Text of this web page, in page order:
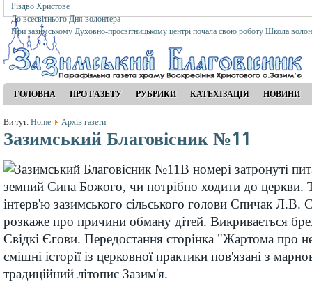
Різдво Христове
До всесвітнього Дня волонтера
При зазимському Духовно-просвітницькому центрі почала свою роботу Школа
ГОЛОВНА ПРО ГАЗЕТУ РУБРИКИ КАТЕХІЗАЦІЯ НОВИНИ
Ви тут: Home Архів газети
Зазимський Благовісник №11
В номері затронуті
земний Сина Божого, чи потрібно ходити до церкви.
інтерв'ю зазимського сільського голови Спичак Л.В.
розкаже про причини обману дітей. Викривається
Свідкі Єгови. Передостання сторінка "Жартома про
смішні історії із церковної практики пов'язані з
традиційний літопис Зазим'я.